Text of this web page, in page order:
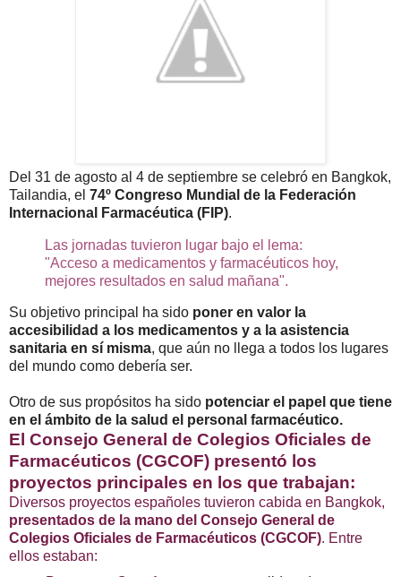
Del 31 de agosto al 4 de septiembre se celebró en Bangkok,
Tailandia, el 74º Congreso Mundial de la Federación
Internacional Farmacéutica (FIP).
Las jornadas tuvieron lugar bajo el lema:
"Acceso a medicamentos y farmacéuticos hoy,
mejores resultados en salud mañana".
Su objetivo principal ha sido poner en valor la
accesibilidad a los medicamentos y a la asistencia
sanitaria en sí misma, que aún no llega a todos los lugares
del mundo como debería ser.
Otro de sus propósitos ha sido potenciar el papel que tiene
en el ámbito de la salud el personal farmacéutico.
El Consejo General de Colegios Oficiales de
Farmacéuticos (CGCOF) presentó los
proyectos principales en los que trabajan:
Diversos proyectos españoles tuvieron cabida en Bangkok,
presentados de la mano del Consejo General de
Colegios Oficiales de Farmacéuticos (CGCOF). Entre
ellos estaban: